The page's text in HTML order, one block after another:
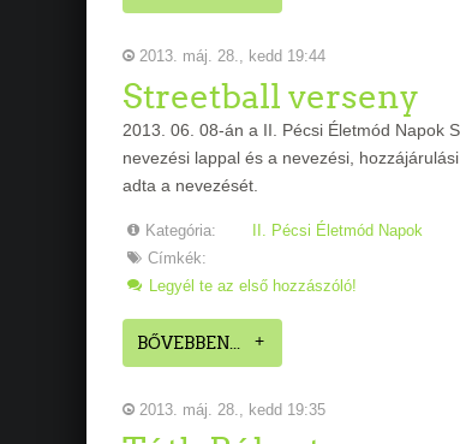
2013. máj. 28., kedd 19:44
Streetball verseny
2013. 06. 08-án a II. Pécsi Életmód Napok
nevezési lappal és a nevezési,
adta a nevezését.
Kategória:
II. Pécsi Életmód Napok
Címkék:
Legyél te az első hozzászóló!
BŐVEBBEN...
2013. máj. 28., kedd 19:35